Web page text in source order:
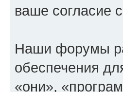
ваше согласие
Наши форумы
обеспечения
«они»,